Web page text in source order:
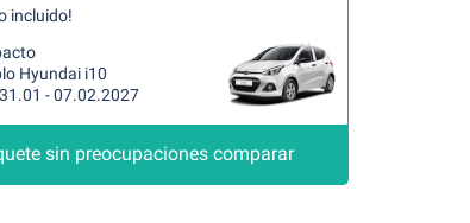
incluido!
Hyundai i10
- 07.02.2027
sin preocupaciones comparar